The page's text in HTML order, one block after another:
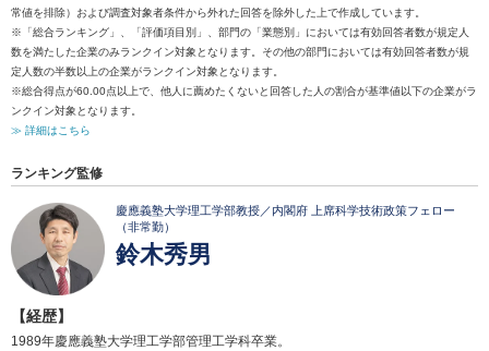
常値を排除）および調査対象者条件から外れた回答を除外した上で作成しています。
※「総合ランキング」、「評価項目別」、部門の「業態別」においては有効回答者数が規定人
数を満たした企業のみランクイン対象となります。その他の部門においては有効回答者数が規
定人数の半数以上の企業がランクイン対象となります。
※総合得点が60.00点以上で、他人に薦めたくないと回答した人の割合が基準値以下の企業がラ
ンクイン対象となります。
≫ 詳細はこちら
ランキング監修
慶應義塾大学理工学部教授／内閣府 上席科学技術政策フェロー
（非常勤）
鈴木秀男
【経歴】
1989年慶應義塾大学理工学部管理工学科卒業。